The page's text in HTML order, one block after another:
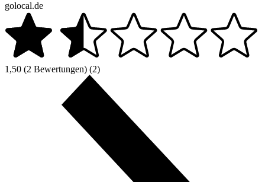
golocal.de
1,50 (2 Bewertungen) (2)